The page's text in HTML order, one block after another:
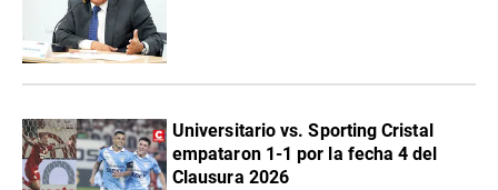
Universitario vs. Sporting Cristal
empataron 1-1 por la fecha 4 del
Clausura 2026